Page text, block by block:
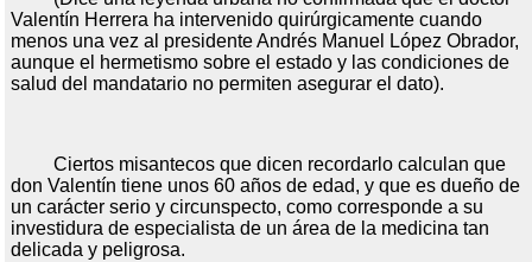
Valentín Herrera ha intervenido quirúrgicamente cuando
menos una vez al presidente Andrés Manuel López Obrador,
aunque el hermetismo sobre el estado y las condiciones de
salud del mandatario no permiten asegurar el dato).
Ciertos misantecos que dicen recordarlo calculan que
don Valentín tiene unos 60 años de edad, y que es dueño de
un carácter serio y circunspecto, como corresponde a su
investidura de especialista de un área de la medicina tan
delicada y peligrosa.